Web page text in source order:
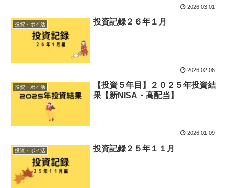
2026.03.01
投資・ポイ活 投資記録２６年１月
2026.02.06
投資・ポイ活
【投資５年目】２０２５年投資結
果【新NISA・高配当】
2026.01.09
投資・ポイ活 投資記録２５年１１月